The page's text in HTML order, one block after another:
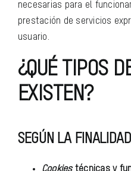
necesarias para el
prestación de servicios
usuario.
¿QUÉ TIPOS
EXISTEN?
SEGÚN LA FINALIDAD
Cookies técnicas y